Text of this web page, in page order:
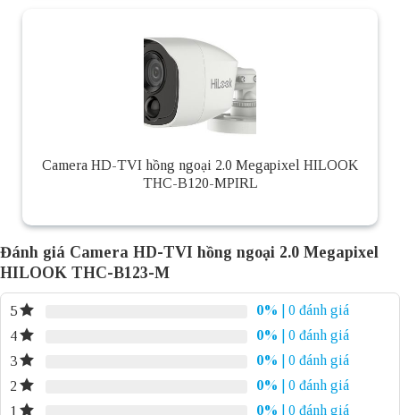
Camera HD-TVI hồng ngoại 2.0 Megapixel HILOOK
THC-B120-MPIRL
Đánh giá Camera HD-TVI hồng ngoại 2.0 Megapixel
HILOOK THC-B123-M
5 0%
| 0 đánh giá
4
0%
| 0 đánh giá
3
0%
| 0 đánh giá
2
0%
| 0 đánh giá
1
0% | 0 đánh giá